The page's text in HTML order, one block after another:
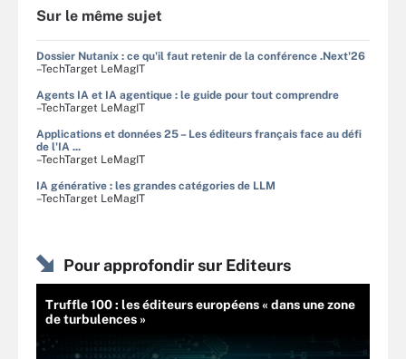
Sur le même sujet
Dossier Nutanix : ce qu'il faut retenir de la conférence .Next'26
–TechTarget LeMagIT
Agents IA et IA agentique : le guide pour tout comprendre
–TechTarget LeMagIT
Applications et données 25 – Les éditeurs français face au défi
de l'IA ...
–TechTarget LeMagIT
IA générative : les grandes catégories de LLM
–TechTarget LeMagIT
Pour approfondir sur Editeurs
Truffle 100 : les éditeurs européens « dans une zone
de turbulences »